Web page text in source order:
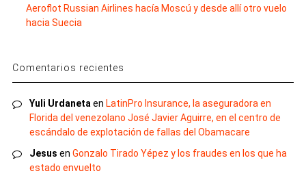
Aeroflot Russian Airlines hacía Moscú y desde allí otro vuelo
hacia Suecia
Comentarios recientes
Yuli Urdaneta en LatinPro Insurance, la aseguradora en
Florida del venezolano José Javier Aguirre, en el centro de
escándalo de explotación de fallas del Obamacare
Jesus en Gonzalo Tirado Yépez y los fraudes en los que ha
estado envuelto